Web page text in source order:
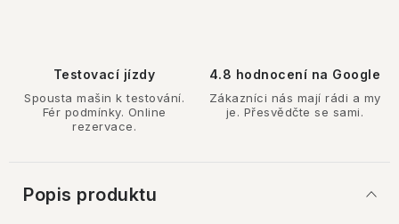
Testovací jízdy
Spousta mašin k testování.
Fér podmínky. Online
rezervace.
4.8 hodnocení na Google
Zákazníci nás mají rádi a my
je. Přesvědčte se sami.
Popis produktu